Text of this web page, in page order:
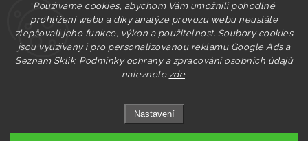
Používáme cookies, abychom Vám umožnili pohodlné
prohlížení webu a díky analýze provozu webu neustále
zlepšovali jeho funkce, výkon a použitelnost. Soubory cookies
jsou využívány i pro personalizovanou reklamu Google Adsa
Seznam Sklik. Podmínky ochrany a zpracování osobních údajů
naleznete zde.
Nastavení